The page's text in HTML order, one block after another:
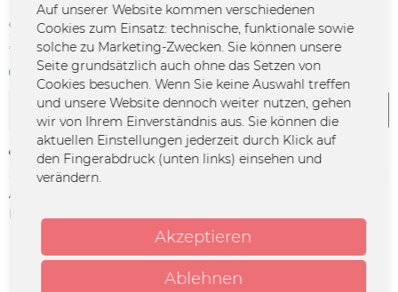
9,99 € *
*inkl. MwSt.zzgl. Versandkosten
Sofort verfügbar | 3 - 4 Werktage
In den Warenkorb
Merken
Artikel-Nr.:
Herstellerinfo:
Friedrich-Ebert-Straße 7 | 48153
Münster |
support@merchcowboy.com
Auf unserer Website kommen verschiedenen
Cookies zum Einsatz: technische, funktionale sowie
solche zu Marketing-Zwecken. Sie können unsere
Seite grundsätzlich auch ohne das Setzen von
Cookies besuchen. Wenn Sie keine Auswahl treffen
und unsere Website dennoch weiter nutzen, gehen
wir von Ihrem Einverständnis aus. Sie können die
aktuellen Einstellungen jederzeit durch Klick auf
den Fingerabdruck (unten links) einsehen und
verändern.
Akzeptieren
Ablehnen